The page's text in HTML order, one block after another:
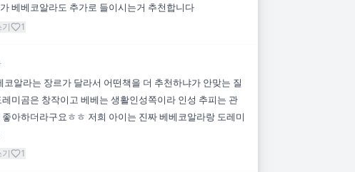
베베코알라도 추가로 들이시는거 추천합니다
1
코알라는 장르가 달라서 어떤책을 더 추천하냐가 안맞는 질
미곰은 창작이고 베베는 생활인성쪽이라 인성 추피는 관
아하더라구요ㅎㅎ 저희 아이는 진짜 베베코알라랑 도레미
1